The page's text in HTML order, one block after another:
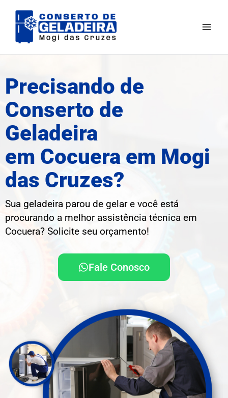
para
Precisando de
Conserto de
Geladeira
em Cocuera em Mogi
das Cruzes?
Sua geladeira parou de gelar e você está
procurando a melhor assistência técnica em
Cocuera? Solicite seu orçamento!
Fale Conosco